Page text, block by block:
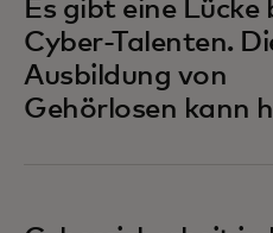
Es gibt eine Lücke
Cyber-Talenten.
Ausbildung von
Gehörlosen kann